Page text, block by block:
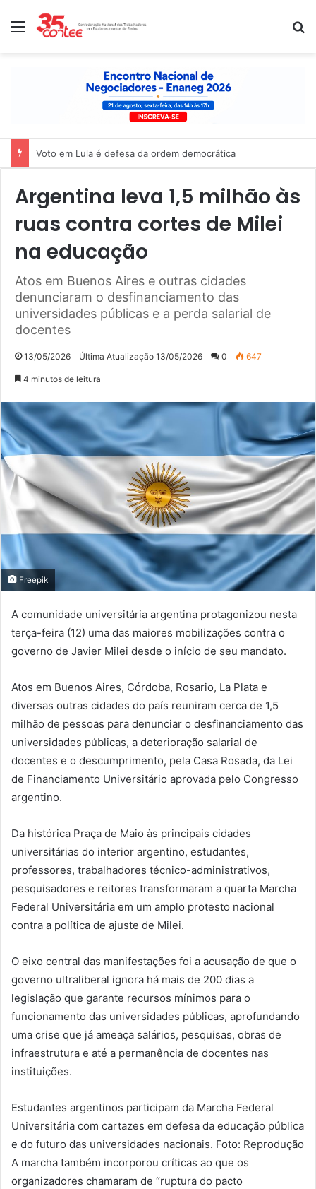
Menu
Nota de solidariedade ao povo venezuelano
Argentina leva 1,5 milhão às
ruas contra cortes de Milei
na educação
Atos em Buenos Aires e outras cidades
denunciaram o desfinanciamento das
universidades públicas e a perda salarial de
docentes
13/05/2026 Última Atualização 13/05/2026 0 647
4 minutos de leitura
Freepik
A comunidade universitária argentina protagonizou nesta
terça-feira (12) uma das maiores mobilizações contra o
governo de Javier Milei desde o início de seu mandato.
Atos em Buenos Aires, Córdoba, Rosario, La Plata e
diversas outras cidades do país reuniram cerca de 1,5
milhão de pessoas para denunciar o desfinanciamento das
universidades públicas, a deterioração salarial de
docentes e o descumprimento, pela Casa Rosada, da Lei
de Financiamento Universitário aprovada pelo Congresso
argentino.
Da histórica Praça de Maio às principais cidades
universitárias do interior argentino, estudantes,
professores, trabalhadores técnico-administrativos,
pesquisadores e reitores transformaram a quarta Marcha
Federal Universitária em um amplo protesto nacional
contra a política de ajuste de Milei.
O eixo central das manifestações foi a acusação de que o
governo ultraliberal ignora há mais de 200 dias a
legislação que garante recursos mínimos para o
funcionamento das universidades públicas, aprofundando
uma crise que já ameaça salários, pesquisas, obras de
infraestrutura e até a permanência de docentes nas
instituições.
Estudantes argentinos participam da Marcha Federal
Universitária com cartazes em defesa da educação pública
e do futuro das universidades nacionais. Foto: Reprodução
A marcha também incorporou críticas ao que os
organizadores chamaram de “ruptura do pacto